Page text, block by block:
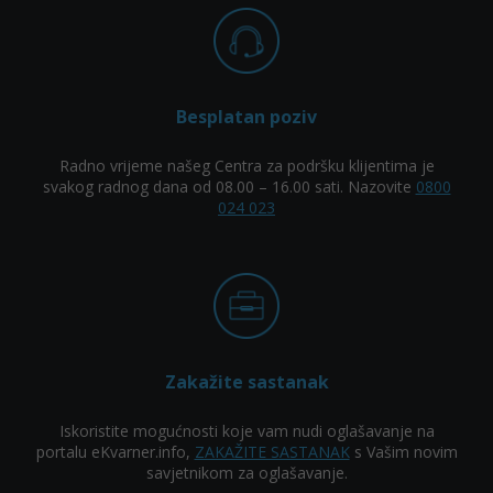
Besplatan poziv
Radno vrijeme našeg Centra za podršku klijentima je
svakog radnog dana od 08.00 – 16.00 sati. Nazovite 0800
024 023
Zakažite sastanak
Iskoristite mogućnosti koje vam nudi oglašavanje na
portalu eKvarner.info, ZAKAŽITE SASTANAKs Vašim novim
savjetnikom za oglašavanje.